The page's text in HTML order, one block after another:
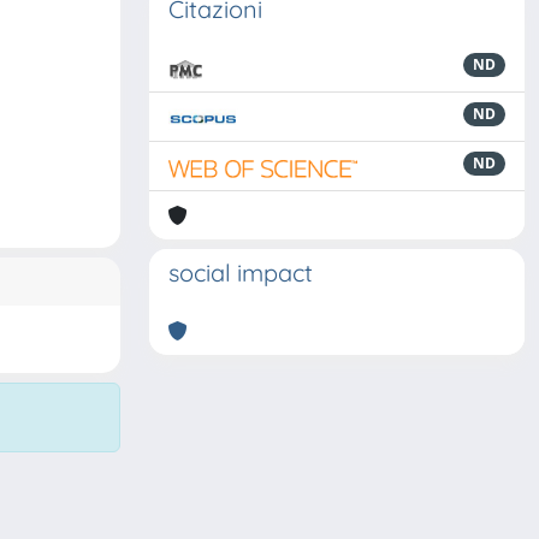
Citazioni
ND
ND
ND
social impact